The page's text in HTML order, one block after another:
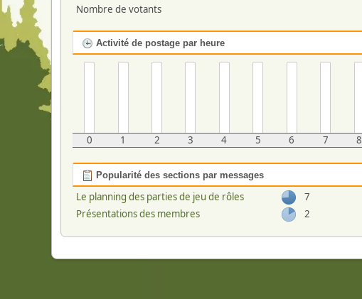
Nombre de votants
Activité de postage par heure
0 1 2 3 4 5 6 7 8
Popularité des sections par messages
Le planning des parties de jeu de rôles
7
Présentations des membres
2